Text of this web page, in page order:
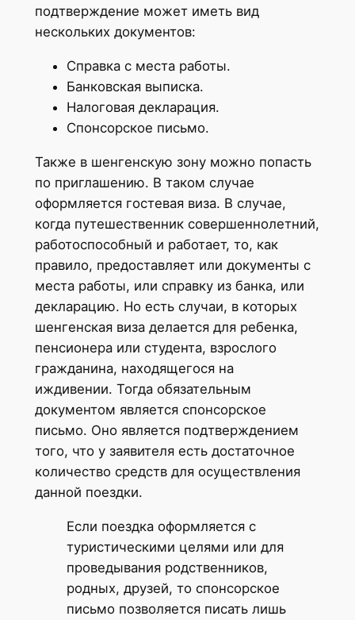
подтверждение может иметь вид
нескольких документов:
Справка с места работы.
Банковская выписка.
Налоговая декларация.
Спонсорское письмо.
Также в шенгенскую зону можно попасть
по приглашению. В таком случае
оформляется гостевая виза. В случае,
когда путешественник совершеннолетний,
работоспособный и работает, то, как
правило, предоставляет или документы с
места работы, или справку из банка, или
декларацию. Но есть случаи, в которых
шенгенская виза делается для ребенка,
пенсионера или студента, взрослого
гражданина, находящегося на
иждивении. Тогда обязательным
документом является спонсорское
письмо. Оно является подтверждением
того, что у заявителя есть достаточное
количество средств для осуществления
данной поездки.
Если поездка оформляется с
туристическими целями или для
проведывания родственников,
родных, друзей, то спонсорское
письмо позволяется писать лишь